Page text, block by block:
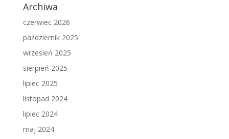
Archiwa
czerwiec 2026
październik 2025
wrzesień 2025
sierpień 2025
lipiec 2025
listopad 2024
lipiec 2024
maj 2024